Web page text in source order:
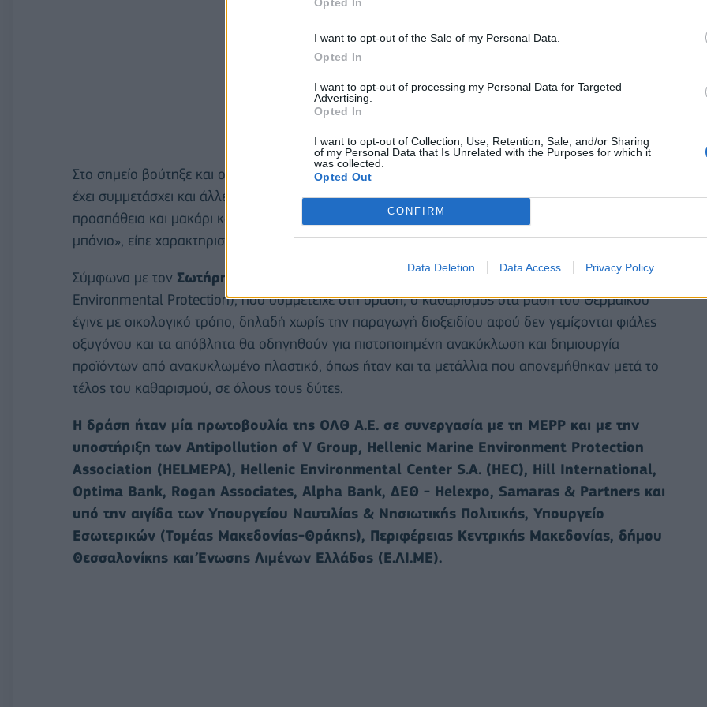
I want to opt-out of the Sale of my Personal Data.
Opted In
I want to opt-out of processing my Personal Data for Targeted
Advertising.
Opted In
I want to opt-out of Collection, Use, Retention, Sale, and/or Sharing
of my Personal Data that Is Unrelated with the Purposes for which it
was collected.
Opted Out
CONFIRM
Data Deletion Data Access Privacy Policy
Στο σημείο βούτηξε και ο πρώην διεθνής μπασκεμπολίστας,
έχει συμμετάσχει και άλλες φορές ως δύτης σε υποβρύχιους καθαρισμούς. «Είναι μια ωραία
προσπάθεια και μακάρι κάποια στιγμή ο Θερμαϊκός να είναι τόσο καθαρός ώστε να κάνουμε και
μπάνιο», είπε χαρακτηριστικά.
Σύμφωνα με τον Σωτήρη Νικολάου,
γενικό διευθυντή της MEPP (Mediterranean Company
Environmental Protection), που συμμετείχε στη δράση, ο καθαρισμός στα βάθη του Θερμαϊκού
έγινε με οικολογικό τρόπο, δηλαδή χωρίς την παραγωγή διοξειδίου αφού δεν γεμίζονται φιάλες
οξυγόνου και τα απόβλητα θα οδηγηθούν για πιστοποιημένη ανακύκλωση και δημιουργία
προϊόντων από ανακυκλωμένο πλαστικό, όπως ήταν και τα μετάλλια που απονεμήθηκαν μετά το
τέλος του καθαρισμού, σε όλους τους δύτες.
Η δράση ήταν μία πρωτοβουλία της ΟΛΘ Α.Ε. σε συνεργασία με τη MEPP και με την
υποστήριξη των Antipollution of V Group, Hellenic Marine Environment Protection
Association (HELMEPA), Hellenic Environmental Center S.A. (HEC), Hill International,
Optima Bank, Rogan Associates, Alpha Bank, ΔΕΘ - Helexpo, Samaras & Partners και
υπό την αιγίδα των Υπουργείου Ναυτιλίας & Νησιωτικής Πολιτικής, Υπουργείο
Εσωτερικών (Τομέας Μακεδονίας-Θράκης), Περιφέρειας Κεντρικής Μακεδονίας, δήμου
Θεσσαλονίκης και Ένωσης Λιμένων Ελλάδος (Ε.ΛΙ.ΜΕ).